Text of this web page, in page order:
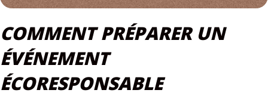
COMMENT PRÉPARER UN
ÉVÉNEMENT
ÉCORESPONSABLE